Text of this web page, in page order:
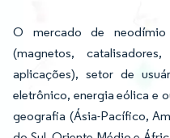
O mercado de
(magnetos,
aplicações), setor de
eletrônico, energia eólica e
geografia (Ásia-Pacífico,